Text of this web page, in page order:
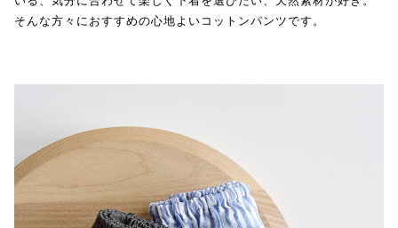
そんな方々におすすめの心地よいコットンパンツです。